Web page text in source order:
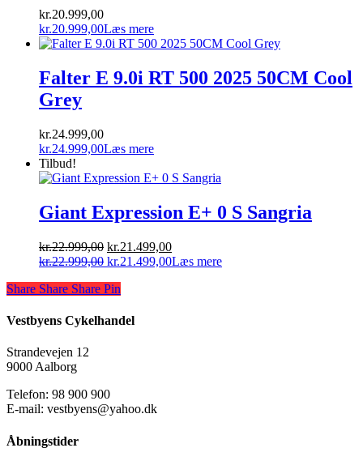
kr.20.999,00
kr.20.999,00Læs mere
Falter E 9.0i RT 500 2025 50CM Cool
Grey
kr.24.999,00
kr.24.999,00Læs mere
Tilbud!
Giant Expression E+ 0 S Sangria
kr.22.999,00 Den
oprindelige
var:
kr.21.499,00Den
aktuelle
kr.22.999,00 Den
pris
kr.22.999,00.
kr.21.499,00Den
Læs mere
Share
Share Share Share Pin
Vestbyens Cykelhandel
Strandevejen 12
9000 Aalborg
Telefon: 98 900 900
E-mail: vestbyens@yahoo.dk
Åbningstider